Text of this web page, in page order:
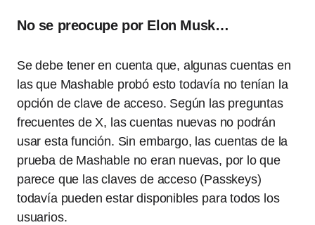
No se preocupe por Elon Musk…
Se debe tener en cuenta que, algunas cuentas en
las que Mashable probó esto todavía no tenían la
opción de clave de acceso. Según las preguntas
frecuentes de X, las cuentas nuevas no podrán
usar esta función. Sin embargo, las cuentas de la
prueba de Mashable no eran nuevas, por lo que
parece que las claves de acceso (Passkeys)
todavía pueden estar disponibles para todos los
usuarios.